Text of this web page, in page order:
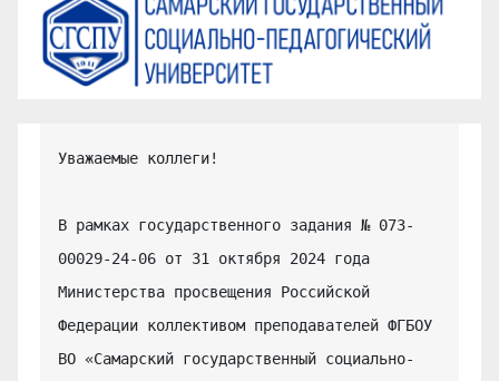
Уважаемые коллеги!
В рамках государственного задания № 073-
00029-24-06 от 31 октября 2024 года
Министерства просвещения Российской
Федерации коллективом преподавателей ФГБОУ
ВО «Самарский государственный социально-